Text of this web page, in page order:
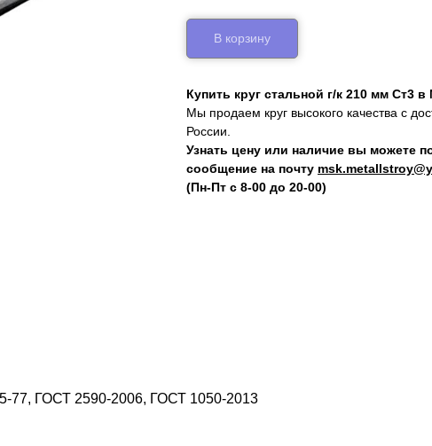
В корзину
Купить круг стальной г/к 210 мм Ст3 в
Мы продаем круг высокого качества с
России.
Узнать цену или наличие вы можете
сообщение на почту
(Пн-Пт с 8-00 до 20-00)
77, ГОСТ 2590-2006, ГОСТ 1050-2013